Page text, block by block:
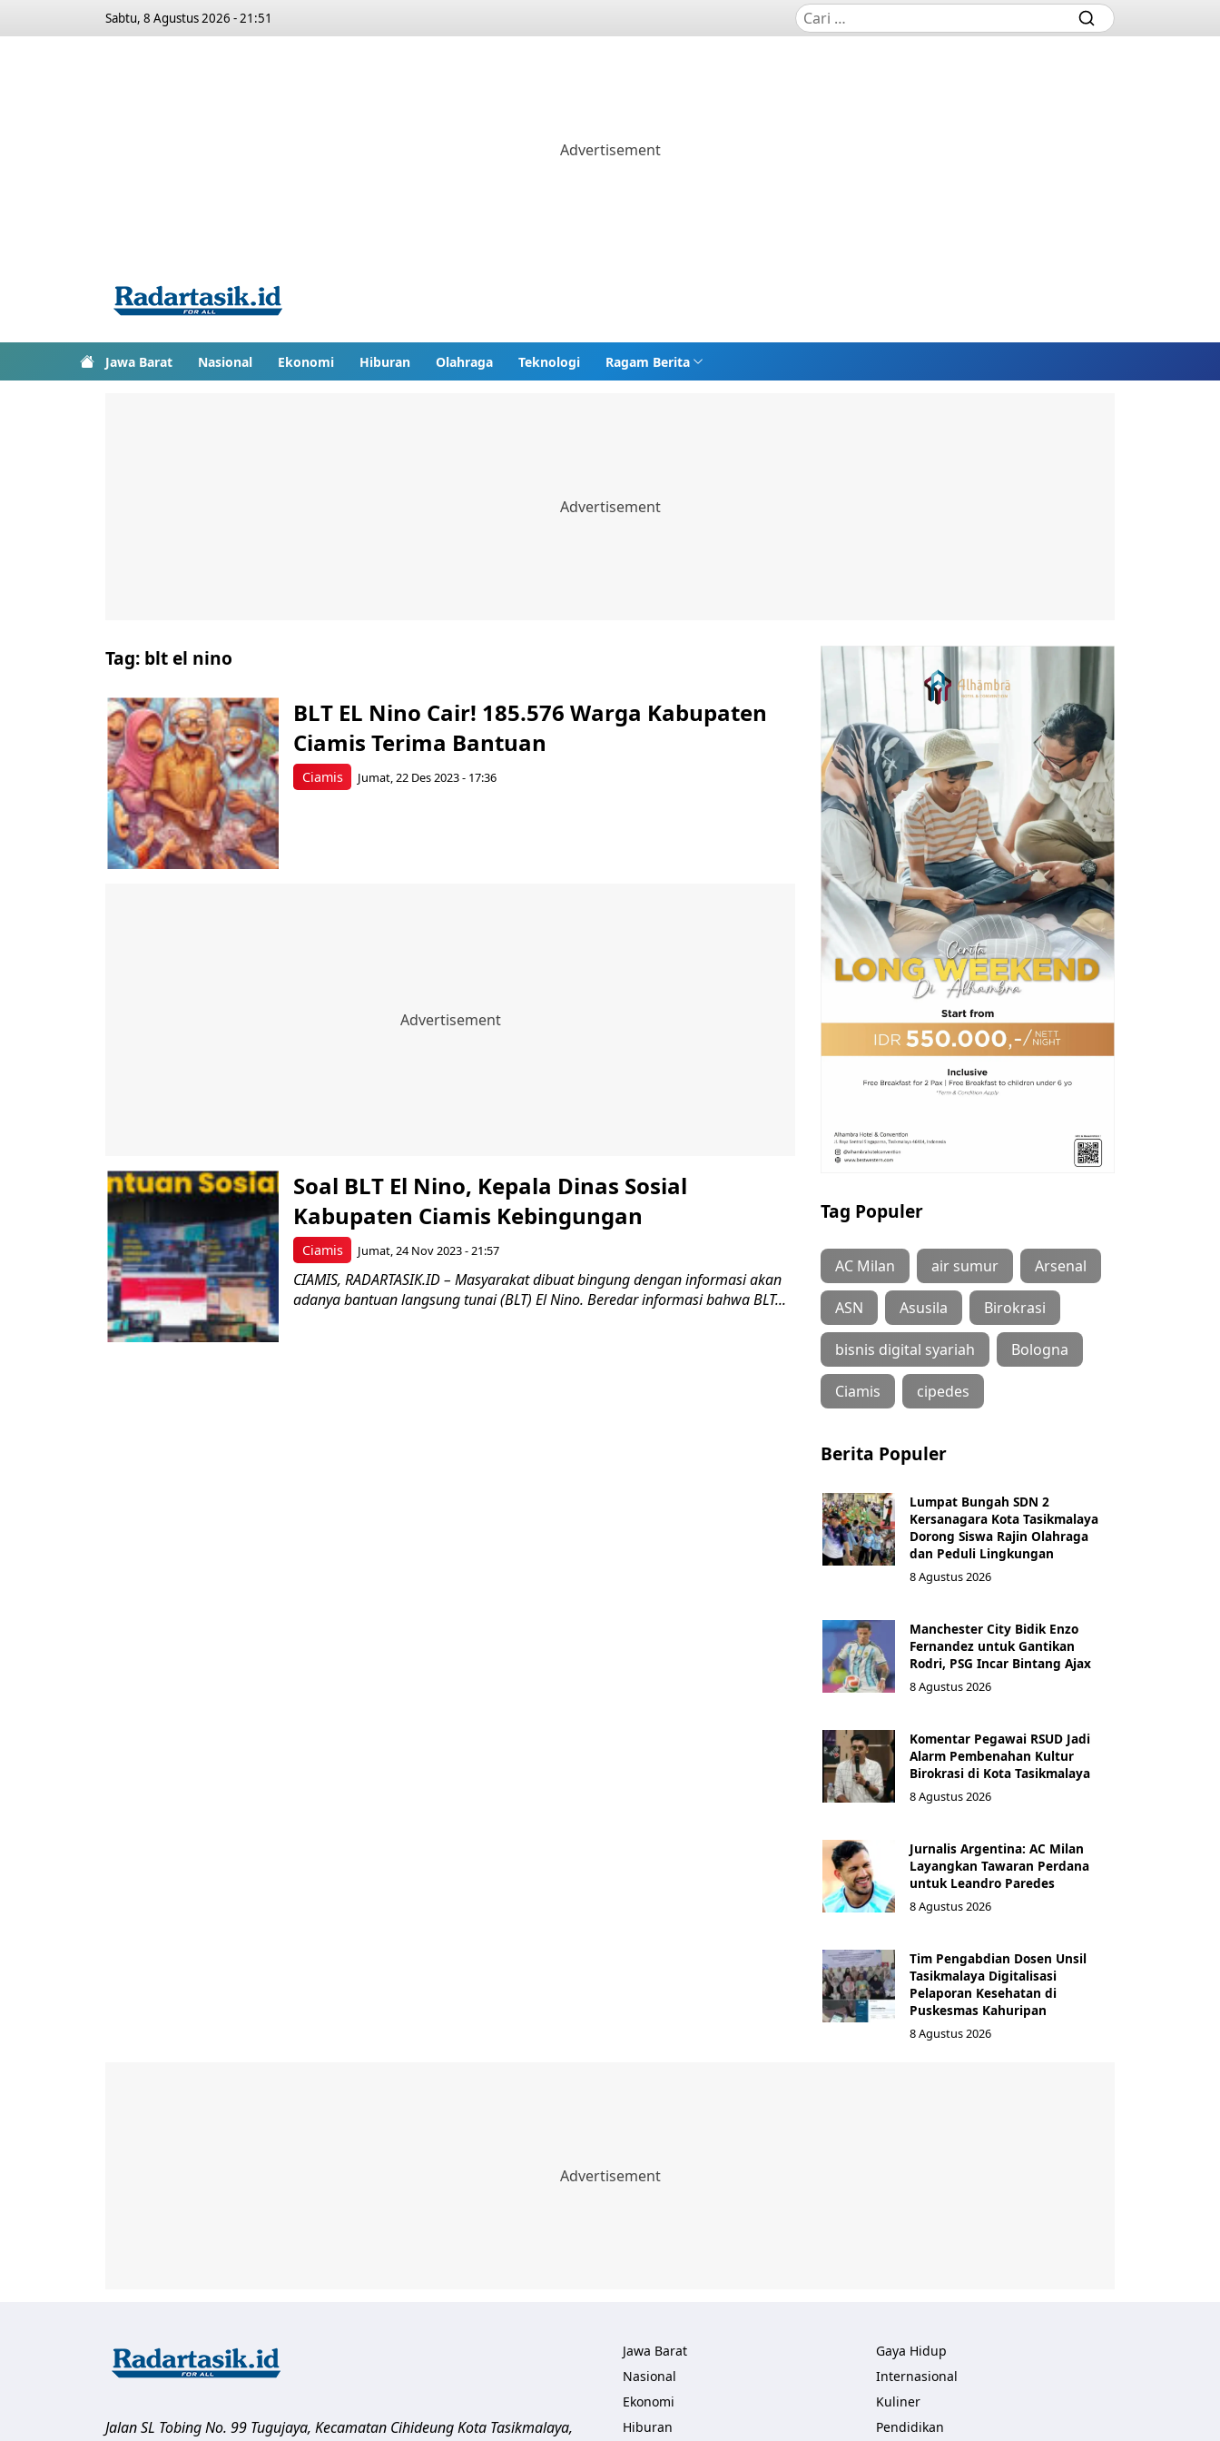
Sabtu, 8 Agustus 2026 - 21:51
Jawa Barat Nasional Ekonomi Hiburan Olahraga Teknologi Ragam Berita
Tag: blt el nino
Ciamis
BLT EL Nino Cair! 185.576 Warga Kabupaten
Ciamis Terima Bantuan
Jumat, 22 Des 2023 - 17:36
Ciamis
Soal BLT El Nino, Kepala Dinas Sosial
Kabupaten Ciamis Kebingungan
Jumat, 24 Nov 2023 - 21:57
CIAMIS, RADARTASIK.ID – Masyarakat dibuat bingung dengan informasi akan
adanya bantuan langsung tunai (BLT) El Nino. Beredar informasi bahwa BLT...
Tag Populer
AC Milan air sumur Arsenal
ASN Asusila Birokrasi
bisnis digital syariah Bologna
Ciamis cipedes
Berita Populer
Lumpat Bungah SDN 2
Kersanagara Kota Tasikmalaya
Dorong Siswa Rajin Olahraga
dan Peduli Lingkungan
8 Agustus 2026
Manchester City Bidik Enzo
Fernandez untuk Gantikan
Rodri, PSG Incar Bintang Ajax
8 Agustus 2026
Komentar Pegawai RSUD Jadi
Alarm Pembenahan Kultur
Birokrasi di Kota Tasikmalaya
8 Agustus 2026
Jurnalis Argentina: AC Milan
Layangkan Tawaran Perdana
untuk Leandro Paredes
8 Agustus 2026
Tim Pengabdian Dosen Unsil
Tasikmalaya Digitalisasi
Pelaporan Kesehatan di
Puskesmas Kahuripan
8 Agustus 2026
Jalan SL Tobing No. 99 Tugujaya, Kecamatan CihideungKota Tasikmalaya,
Jawa Barat
Nasional
Ekonomi
Hiburan
Gaya Hidup
Internasional
Kuliner
Pendidikan